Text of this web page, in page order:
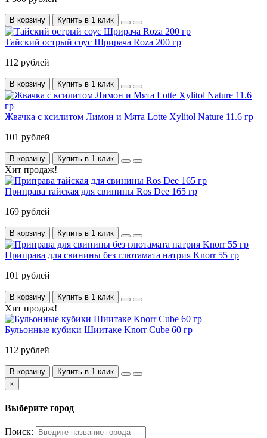
В корзину Купить в 1 клик
Тайский острый соус Шрирача Roza 200 гр
112 рублей
В корзину Купить в 1 клик
Жвачка с ксилитом Лимон и Мята Lotte Xylitol Nature 11.6 гр
101 рублей
В корзину Купить в 1 клик
Хит продаж!
Приправа тайская для свинины Ros Dee 165 гр
169 рублей
В корзину Купить в 1 клик
Приправа для свинины без глютамата натрия Knorr 55 гр
101 рублей
В корзину Купить в 1 клик
Хит продаж!
Бульонные кубики Шиитаке Knorr Cube 60 гр
112 рублей
В корзину
Купить в 1 клик
×
Выберите город
Поиск: